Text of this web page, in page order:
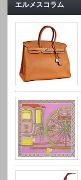
エルメスコラム